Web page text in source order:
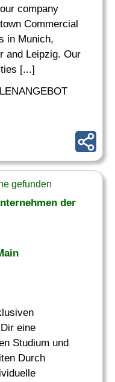
company
Commercial
in Munich,
and Leipzig. Our
[...]
gefunden
der
eine
Studium und
Durch